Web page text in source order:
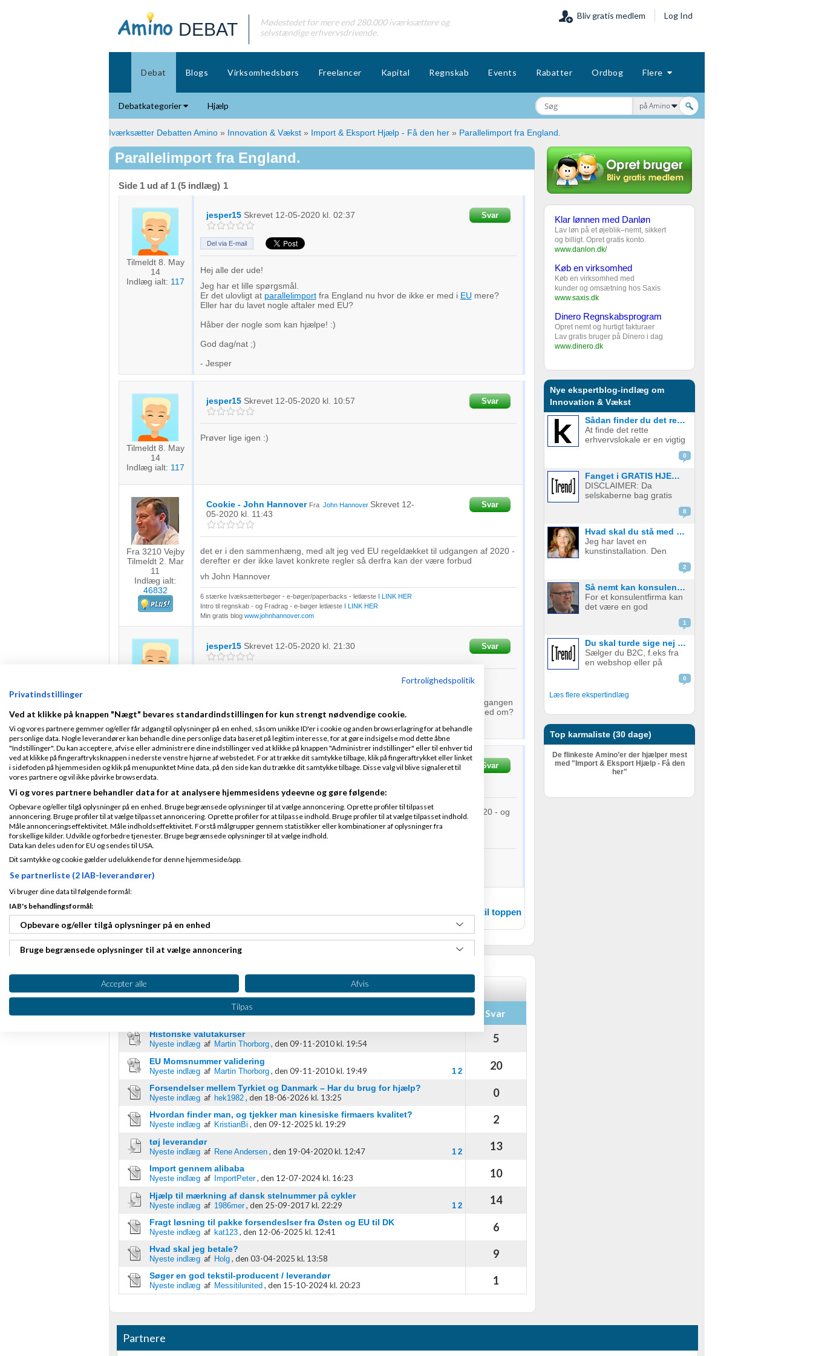
DEBAT
Mødestedet for mere end 280.000 iværksættere og
selvstændige erhvervsdrivende.
Bliv gratis medlem Log Ind
Debat Blogs Virksomhedsbørs Freelancer Kapital Regnskab Events Rabatter Ordbog Flere
Debatkategorier Hjælp på Amino
Iværksætter Debatten Amino » Innovation & Vækst » Import & Eksport Hjælp - Få den her » Parallelimport fra England.
Parallelimport fra England.
Side 1 ud af 1 (5 indlæg) 1
Tilmeldt 8. May
14
Indlæg ialt: 117
jesper15 Skrevet 12-05-2020kl. 02:37 Svar
Del via E-mail
Hej alle der ude!
Jeg har et lille spørgsmål.
Er det ulovligt at parallelimportfra England nu hvor de ikke er med i EU mere?
Eller har du lavet nogle aftaler med EU?
Håber der nogle som kan hjælpe! :)
God dag/nat ;)
- Jesper
Tilmeldt 8. May
14
Indlæg ialt: 117
jesper15 Skrevet 12-05-2020kl. 10:57 Svar
Prøver lige igen :)
Fra 3210 Vejby
Tilmeldt 2. Mar
11
Indlæg ialt:
46832
Cookie - John Hannover Fra John Hannover Skrevet 12-
05-2020kl. 11:43
Svar
det er i den sammenhæng, med alt jeg ved EU regeldækket til udgangen af 2020 -
derefter er der ikke lavet konkrete regler så derfra kan der være forbud
vh John Hannover
6 stærke Ivæksætterbøger - e-bøger/paperbacks - letlæsteI LINK HER
Intro til regnskab - og Fradrag - e-bøger letlæste I LINK HER
Min gratis blog www.johnhannover.com
Indlæg ialt:117
jesper15 Skrevet 12-05-2020kl. 21:30 Svar
Skal lige være sikker på jeg forstår det rigtigt. Så du mener det lovligt til udgangen
af 2020? og derefter kommer det and på hvad EU og England når til enighed om?
Hilsen Jesper
Fra 3210 Vejby
Tilmeldt 2. Mar
11
Indlæg ialt:
46832
Cookie - John Hannover FraJohn Hannover Skrevet12-
Svar
ja det mener jeg. Jeg har ikke hørt de skulle støde mod parallelimport i 2020 - og
for 2021 er intet afgjort
vh John Hannover
6 stærke Ivæksætterbøger - e-bøger/paperbacks - letlæste
Side 1 ud af 1 (5 indlæg)
Tilbage til toppen
Import & Eksport Hjælp - Få den her
Emner Svar
Historiske valutakurser
Nyeste indlægaf Martin Thorborg , den 09-11-2010 kl. 19:54 5
EU Momsnummer validering
Nyeste indlægaf Martin Thorborg , den 09-11-2010 kl. 19:49 1 2 20
Forsendelser mellem Tyrkiet og Danmark – Har du brug for hjælp?
Nyeste indlægaf hek1982 , den 18-06-2026 kl. 13:25 0
Hvordan finder man, og tjekker man kinesiske firmaers kvalitet?
Nyeste indlægaf KristianBi , den 09-12-2025 kl. 19:29 2
tøj leverandør
Nyeste indlægaf Rene Andersen , den 19-04-2020 kl. 12:47 1 2 13
Import gennem alibaba
Nyeste indlægaf ImportPeter , den 12-07-2024 kl. 16:23 10
Hjælp til mærkning af dansk stelnummer på cykler
Nyeste indlægaf 1986mer , den 25-09-2017 kl. 22:29 1 2 14
Fragt løsning til pakke forsendeslser fra Østen og EU til DK
Nyeste indlægaf kat123 , den 12-06-2025 kl. 12:41 6
Hvad skal jeg betale?
Nyeste indlægaf Holg , den 03-04-2025 kl. 13:58 9
Søger en god tekstil-producent / leverandør
Nyeste indlægaf Messitilunited , den 15-10-2024 kl. 20:23 1
Klar lønnen med Danløn
Lav løn på et øjeblik–nemt, sikkert
og billigt. Opret gratis konto.
www.danlon.dk/
Køb en virksomhed
Køb en virksomhed med
kunder og omsætning hos Saxis
www.saxis.dk
Dinero Regnskabsprogram
Opret nemt og hurtigt fakturaer
Lav gratis bruger på Dinero i dag
www.dinero.dk
Nye ekspertblog-indlæg om
Innovation & Vækst
Sådan finder du det rette erhvervslokale til din virksomhed
At finde det rette
erhvervslokale er en vigtig
virksomhed. Lokalet bliver
arbejdsdagen, kulturen,
kundemøderne og
udviklingen på både kort
og lang sigt. Derfor er det
0
Fanget i GRATIS HJEMMESIDE fælden? Sådan kan du måske komme ud af aftalen
DISCLAIMER: Da
selskaberne bag gratis
forskellige kontrakter, som
være stor forskel på
indholdet og ordlyden af
de forskellige kontrakter.
8
Hvad skal du stå med om et år?
Jeg har lavet en
kunstinstallation. Den
Se hvor fin den er: For et
år siden tog jeg et virkelig
skarpt blik på mig selv,
2
Så nemt kan konsulentfiramer opnå markant mere medieomtale
For et konsulentfirma kan
det være en god
planlægning eller øge
medarbejdereffektiviteten i
produktionsvirksomheder.
1
Du skal turde sige nej tak!
Sælger du B2C, f.eks fra
en webshop eller på
indlæg ikke interessant for
dig, du skal bare fortsætte
med at sælge løs. Der
end når det...
0
Læs flere ekspertindlæg
Top karmaliste (30 dage)
De flinkeste Amino’er der hjælper mest
med "Import & Eksport Hjælp - Få den
her"
Partnere
Fortrolighedspolitik
Privatindstillinger
Ved at klikke på knappen "Nægt" bevares standardindstillingen for kun strengt nødvendige cookie.
Vi og vores partnere gemmer og/eller får adgang til oplysninger på en enhed, såsom unikke ID'er i cookie og anden browserlagring for at behandle
personlige data. Nogle leverandører kan behandle dine personlige data baseret på legitim interesse, for at gøre indsigelse mod dette åbne
"Indstillinger". Du kan acceptere, afvise eller administrere dine indstillinger ved at klikke på knappen "Administrer indstillinger" eller til enhver tid
ved at klikke på fingeraftryksknappen i nederste venstre hjørne af webstedet. For at trække dit samtykke tilbage, klik på fingeraftrykket eller linket
i sidefoden på hjemmesiden og klik på menupunktet Mine data, på den side kan du trække dit samtykke tilbage. Disse valg vil blive signaleret til
vores partnere og vil ikke påvirke browserdata.
Vi og vores partnere behandler data for at analysere hjemmesidens ydeevne og gøre følgende:
Opbevare og/eller tilgå oplysninger på en enhed. Bruge begrænsede oplysninger til at vælge annoncering. Oprette profiler til tilpasset
annoncering. Bruge profiler til at vælge tilpasset annoncering. Oprette profiler for at tilpasse indhold. Bruge profiler til at vælge tilpasset indhold.
Måle annonceringseffektivitet. Måle indholdseffektivitet. Forstå målgrupper gennem statistikker eller kombinationer af oplysninger fra
forskellige kilder. Udvikle og forbedre tjenester. Bruge begrænsede oplysninger til at vælge indhold.
Data kan deles uden for EU og sendes til USA.
Dit samtykke og cookie gælder udelukkende for denne hjemmeside/app.
Se partnerliste (2 IAB-leverandører)
Vi bruger dine data til følgende formål:
IAB's behandlingsformål:
Opbevare og/eller tilgå oplysninger på en enhed
Bruge begrænsede oplysninger til at vælge annoncering
Oprette profiler til tilpasset annoncering
Bruge profiler til at vælge tilpasset annoncering
Bruge profiler til at vælge tilpasset indhold
Måle annonceringseffektivitet
Forstå målgrupper gennem statistikker eller kombinationer af oplysninger fra forskellige
Bruge begrænsede oplysninger til at vælge indhold
Bruge præcise geografiske placeringsoplysninger
Identificere enheder baseret på aktivt anmodede oplysninger
Accepter alle Afvis
Tilpas